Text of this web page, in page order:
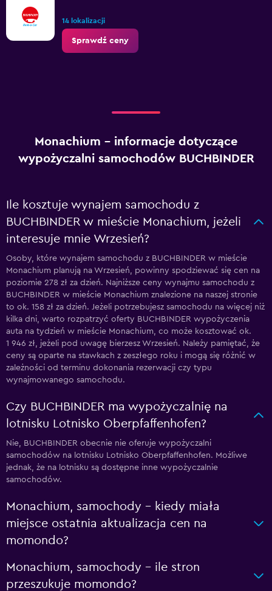
14 lokalizacji
Sprawdź ceny
Monachium – informacje dotyczące
wypożyczalni samochodów BUCHBINDER
Ile kosztuje wynajem samochodu z
BUCHBINDER w mieście Monachium, jeżeli
interesuje mnie Wrzesień?
Osoby, które wynajem samochodu z BUCHBINDER w mieście
Monachium planują na Wrzesień, powinny spodziewać się cen na
poziomie 278 zł za dzień. Najniższe ceny wynajmu samochodu z
BUCHBINDER w mieście Monachium znalezione na naszej stronie
to ok. 158 zł za dzień. Jeżeli potrzebujesz samochodu na więcej niż
kilka dni, warto rozpatrzyć oferty BUCHBINDER wypożyczenia
auta na tydzień w mieście Monachium, co może kosztować ok.
1 946 zł, jeżeli pod uwagę bierzesz Wrzesień. Należy pamiętać, że
ceny są oparte na stawkach z zeszłego roku i mogą się różnić w
zależności od terminu dokonania rezerwacji czy typu
wynajmowanego samochodu.
Czy BUCHBINDER ma wypożyczalnię na
lotnisku Lotnisko Oberpfaffenhofen?
Nie, BUCHBINDER obecnie nie oferuje wypożyczalni
samochodów na lotnisku Lotnisko Oberpfaffenhofen. Możliwe
jednak, że na lotnisku są dostępne inne wypożyczalnie
samochodów.
Monachium, samochody – kiedy miała
miejsce ostatnia aktualizacja cen na
momondo?
Monachium, samochody – ile stron
przeszukuje momondo?